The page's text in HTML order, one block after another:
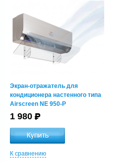
Экран-отражатель для
кондиционера настенного типа
Airscreen NE 950-P
1 980
К сравнению